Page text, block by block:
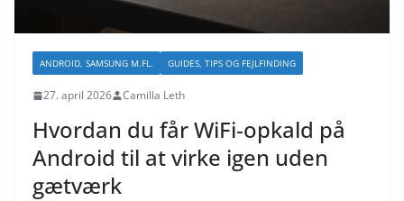
ANDROID, SAMSUNG M.FL. GUIDES, TIPS OG FEJLFINDING
27. april 2026 Camilla Leth
Hvordan du får WiFi‑opkald på
Android til at virke igen uden
gætværk